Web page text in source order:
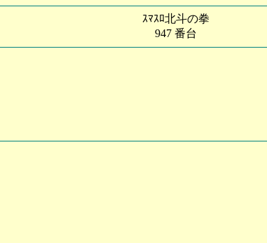
ｽﾏｽﾛ北斗の拳
947 番台